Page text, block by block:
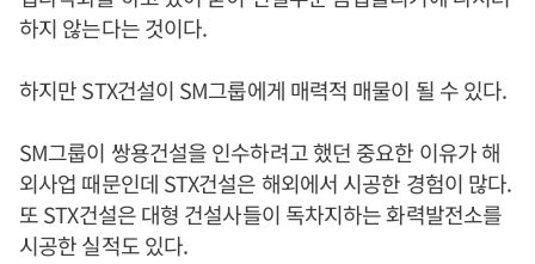
하지 않는다는 것이다.
하지만 STX건설이 SM그룹에게 매력적 매물이 될 수 있다.
SM그룹이 쌍용건설을 인수하려고 했던 중요한 이유가 해
외사업 때문인데 STX건설은 해외에서 시공한 경험이 많다.
또 STX건설은 대형 건설사들이 독차지하는 화력발전소를
시공한 실적도 있다.